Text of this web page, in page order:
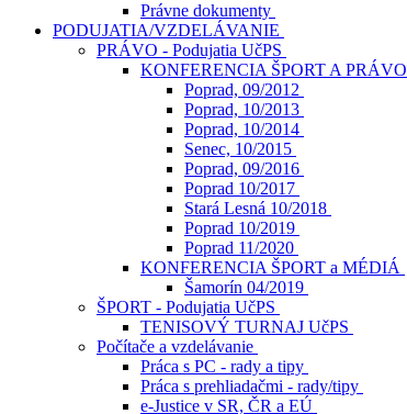
Právne dokumenty
PODUJATIA/VZDELÁVANIE
PRÁVO - Podujatia UčPS
KONFERENCIA ŠPORT A PRÁVO
Poprad, 09/2012
Poprad, 10/2013
Poprad, 10/2014
Senec, 10/2015
Poprad, 09/2016
Poprad 10/2017
Stará Lesná 10/2018
Poprad 10/2019
Poprad 11/2020
KONFERENCIA ŠPORT a MÉDIÁ
Šamorín 04/2019
ŠPORT - Podujatia UčPS
TENISOVÝ TURNAJ UčPS
Počítače a vzdelávanie
Práca s PC - rady a tipy
Práca s prehliadačmi - rady/tipy
e-Justice v SR, ČR a EÚ